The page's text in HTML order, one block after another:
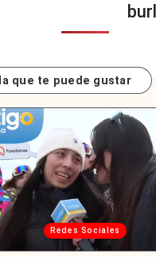
que te puede gustar
Redes Sociales